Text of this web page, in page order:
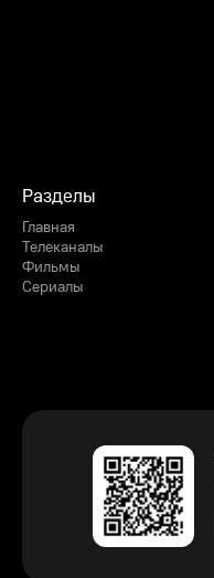
Разделы
Главная
Телеканалы
Фильмы
Сериалы